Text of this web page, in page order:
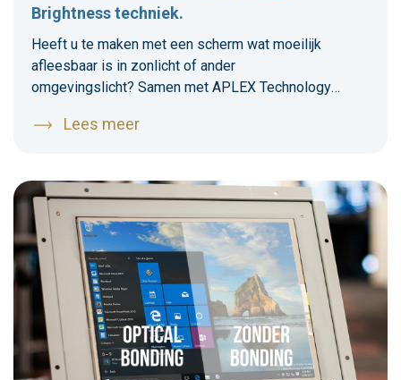
Brightness techniek.
Heeft u te maken met een scherm wat moeilijk
afleesbaar is in zonlicht of ander
omgevingslicht? Samen met APLEX Technology
optimale afleesbaarheid. Dit bereiken we door het
automatisch wordt aangepast aan de omgevingslicht.
Lees meer